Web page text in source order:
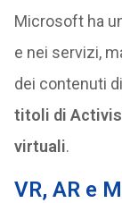
Microsoft ha
e nei servizi,
dei contenuti
titoli di
virtuali.
VR, AR e